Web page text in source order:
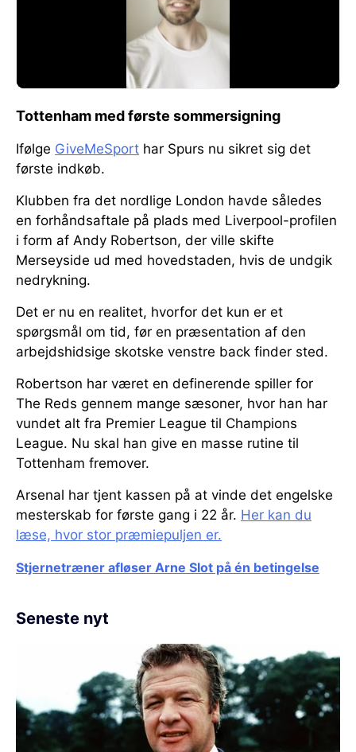
Tottenham med første sommersigning
Ifølge GiveMeSport har Spurs nu sikret sig det
første indkøb.
Klubben fra det nordlige London havde således
en forhåndsaftale på plads med Liverpool-profilen
i form af Andy Robertson, der ville skifte
Merseyside ud med hovedstaden, hvis de undgik
nedrykning.
Det er nu en realitet, hvorfor det kun er et
spørgsmål om tid, før en præsentation af den
arbejdshidsige skotske venstre back finder sted.
Robertson har været en definerende spiller for
The Reds gennem mange sæsoner, hvor han har
vundet alt fra Premier League til Champions
League. Nu skal han give en masse rutine til
Tottenham fremover.
Arsenal har tjent kassen på at vinde det engelske
mesterskab for første gang i 22 år. Her kan du
læse, hvor stor præmiepuljen er.
Stjernetræner afløser Arne Slot på én betingelse
Seneste nyt